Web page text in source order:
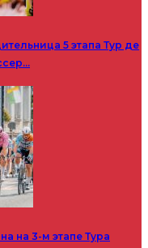
5 этапа Тур де
на 3-м этапе Тура